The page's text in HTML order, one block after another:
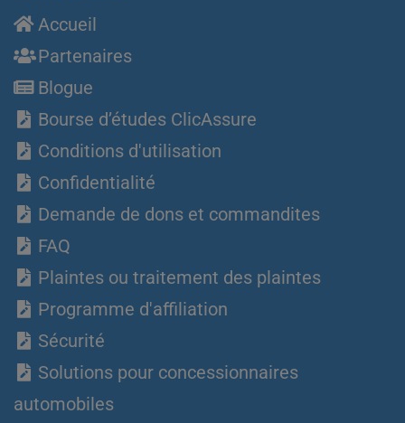
Accueil
Partenaires
Blogue
Bourse d’études ClicAssure
Conditions d'utilisation
Confidentialité
Demande de dons et commandites
FAQ
Plaintes ou traitement des plaintes
Programme d'affiliation
Sécurité
Solutions pour concessionnaires
automobiles